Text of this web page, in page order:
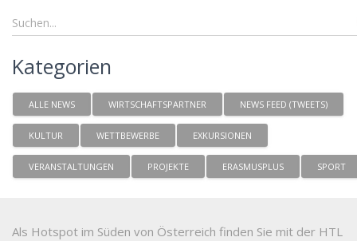
Kategorien
ALLE NEWS WIRTSCHAFTSPARTNER NEWS FEED (TWEETS)
KULTUR WETTBEWERBE EXKURSIONEN
VERANSTALTUNGEN PROJEKTE ERASMUSPLUS SPORT
Als Hotspot im Süden von Österreich finden Sie mit der HTL